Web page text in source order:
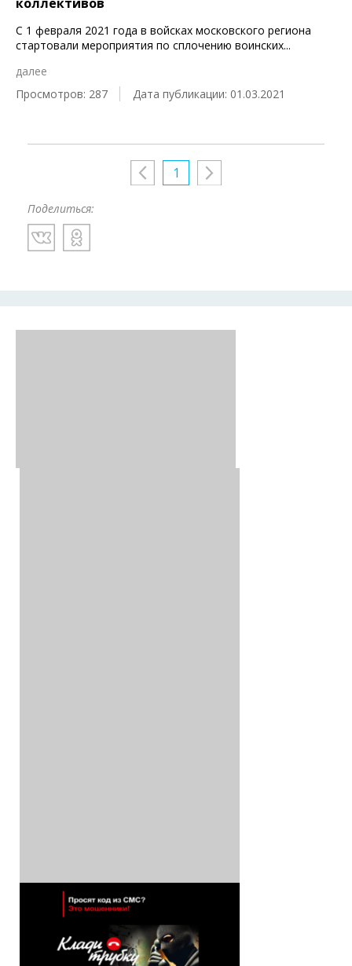
С 1 февраля 2021 года в войсках московского региона
стартовали мероприятия по сплочению воинских...
далее
Просмотров: 287
Дата публикации: 01.03.2021
1
Поделиться: